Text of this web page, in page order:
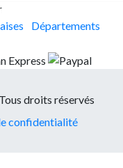
Départements
droits réservés
confidentialité